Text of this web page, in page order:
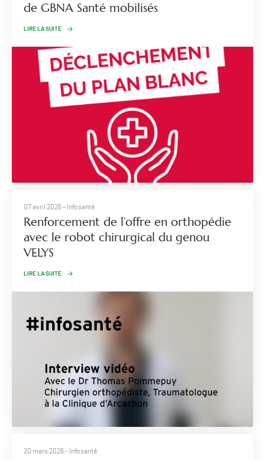
de GBNA Santé mobilisés
LIRE LA SUITE
07 avril 2026- Infosanté
Renforcement de l’offre en orthopédie
avec le robot chirurgical du genou
VELYS
LIRE LA SUITE
20 mars 2026- Infosanté